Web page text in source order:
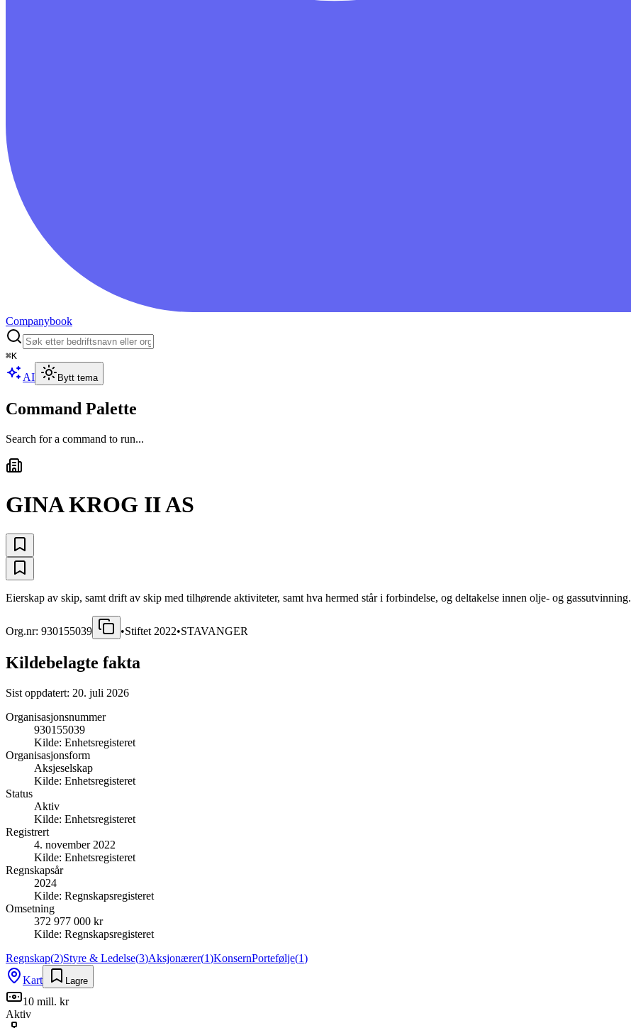
Companybook
⌘K
AI Bytt tema
Command Palette
Search for a command to run...
GINA KROG II AS
Eierskap av skip, samt drift av skip med tilhørende aktiviteter, samt hva hermed står i forbindelse, og deltakelse innen olje- og gassutvinning.
Org.nr: 930155039 •Stiftet 2022•STAVANGER
Kildebelagte fakta
Sist oppdatert: 20. juli 2026
Organisasjonsnummer
930155039
Kilde: Enhetsregisteret
Organisasjonsform
Aksjeselskap
Kilde: Enhetsregisteret
Status
Aktiv
Kilde: Enhetsregisteret
Registrert
4. november 2022
Kilde: Enhetsregisteret
Regnskapsår
2024
Kilde: Regnskapsregisteret
Omsetning
372 977 000 kr
Kilde: Regnskapsregisteret
Regnskap(2)Styre & Ledelse(3)Aksjonærer(1)KonsernPortefølje(1)
Kart
Lagre
10 mill. kr
Aktiv